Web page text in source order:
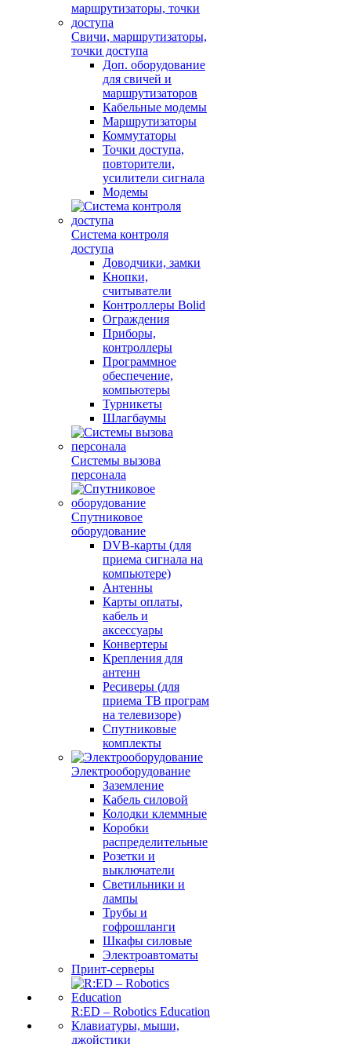
Свичи, маршрутизаторы,
точки доступа
Доп. оборудование
для свичей и
маршрутизаторов
Кабельные модемы
Маршрутизаторы
Коммутаторы
Точки доступа,
повторители,
усилители сигнала
Модемы
Система контроля
доступа
Доводчики, замки
Кнопки,
считыватели
Контроллеры Bolid
Ограждения
Приборы,
контроллеры
Программное
обеспечение,
компьютеры
Турникеты
Шлагбаумы
Системы вызова
персонала
Спутниковое
оборудование
DVB-карты (для
приема сигнала на
компьютере)
Антенны
Карты оплаты,
кабель и
аксессуары
Конвертеры
Крепления для
антенн
Ресиверы (для
приема ТВ програм
на телевизоре)
Спутниковые
комплекты
Электрооборудование
Заземление
Кабель силовой
Колодки клеммные
Коробки
распределительные
Розетки и
выключатели
Светильники и
лампы
Трубы и
гофрошланги
Шкафы силовые
Электроавтоматы
Принт-серверы
R:ED – Robotics Education
Клавиатуры, мыши,
джойстики